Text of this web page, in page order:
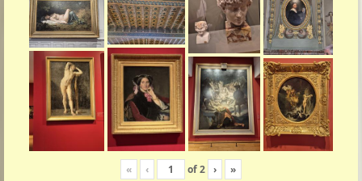
« ‹ of2 › »